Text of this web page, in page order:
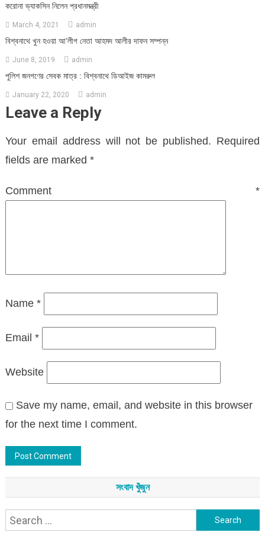
করোনা ভ্যাকসিন নিলেন প্রধানমন্ত্রী
March 4, 2021 admin
বিশ্বনাথে খুন হওয়া আ’লীগ নেতা আহমদ আলীর দাফন সম্পন্ন
June 8, 2019 admin
পুলিশ জনগণের সেবক মাত্র : বিশ্বনাথে ডিআইজ কামরুল
January 22, 2020 admin
Leave a Reply
Your email address will not be published. Required
fields are marked *
Comment*
Name *
Email *
Website
Save my name, email, and website in this browser
for the next time I comment.
সংবাদ খুঁজুন
Search